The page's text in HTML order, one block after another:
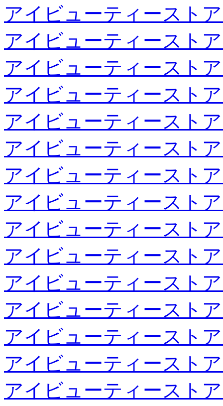
アイビューティースト
アイビューティースト
アイビューティースト
アイビューティースト
アイビューティースト
アイビューティースト
アイビューティースト
アイビューティースト
アイビューティースト
アイビューティースト
アイビューティースト
アイビューティースト
アイビューティースト
アイビューティースト
アイビューティースト